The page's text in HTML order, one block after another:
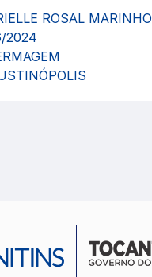
ROSAL MARINHO
2024